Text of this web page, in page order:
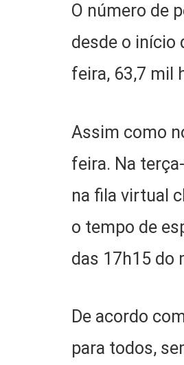
O número de
desde o início
feira, 63,7 mil
Assim como
feira. Na
na fila virtual
o tempo de
das 17h15 do
De acordo
para todos,